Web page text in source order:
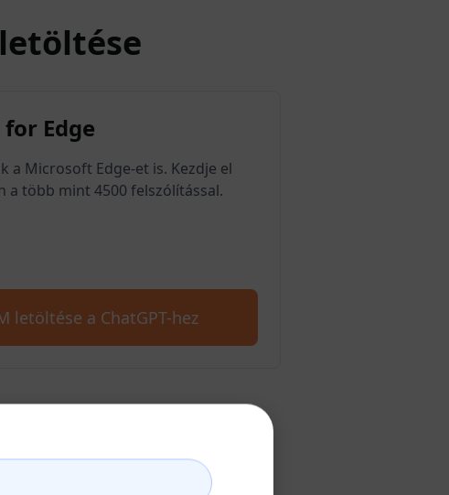
Edge
a Microsoft Edge-et is. Kezdje el
a több mint 4500 felszólítással.
letöltése a ChatGPT-hez